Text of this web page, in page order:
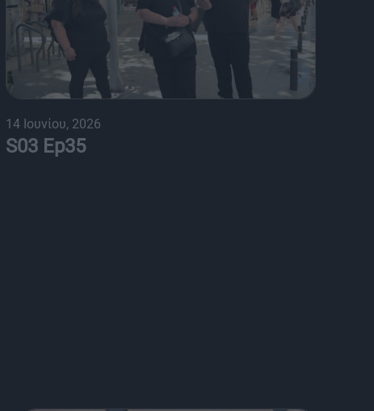
14 Ιουνίου, 2026
S03 Ep35